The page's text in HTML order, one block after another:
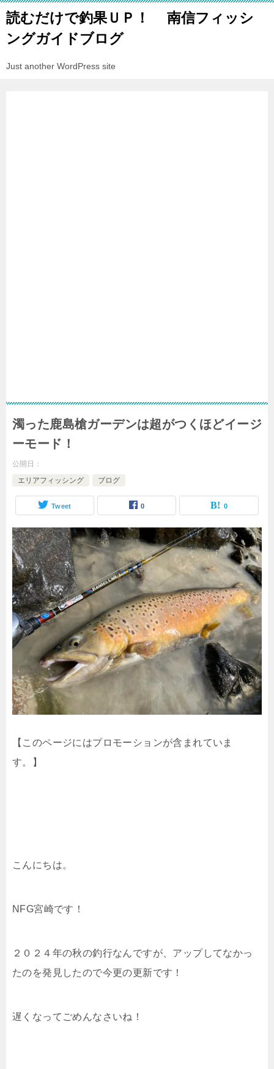
読むだけで釣果ＵＰ！ 南信フィッシ
ングガイドブログ
Just another WordPress site
濁った鹿島槍ガーデンは超がつくほどイージ
ーモード！
公開日：
エリアフィッシング
ブログ
Tweet 0 0
【このページにはプロモーションが含まれていま
す。】
こんにちは。
NFG宮崎です！
２０２４年の秋の釣行なんですが、アップしてなかっ
たのを発見したので今更の更新です！
遅くなってごめんなさいね！